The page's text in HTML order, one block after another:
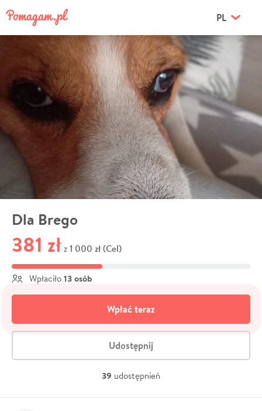
PL
Dla Brego
381 zł z 1 000 zł (Cel)
Wpłaciło 13 osób
Wpłać teraz
Udostępnij
39 udostępnień